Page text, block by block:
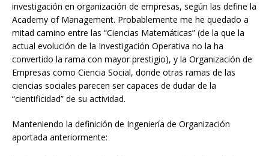
investigación en organización de empresas, según las define la
Academy of Management. Probablemente me he quedado a
mitad camino entre las “Ciencias Matemáticas” (de la que la
actual evolución de la Investigación Operativa no la ha
convertido la rama con mayor prestigio), y la Organización de
Empresas como Ciencia Social, donde otras ramas de las
ciencias sociales parecen ser capaces de dudar de la
“cientificidad” de su actividad.
Manteniendo la definición de Ingeniería de Organización
aportada anteriormente: